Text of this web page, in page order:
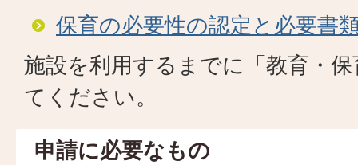
保育の必要性の認定と必要書
施設を利用するまでに「教育・
てください。
申請に必要なもの